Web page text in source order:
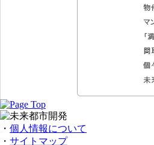
・ 個人情報について
・ サイトマップ